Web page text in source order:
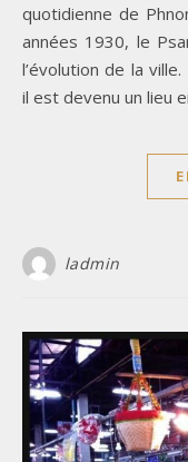
quotidienne de
années 1930, le
l’évolution de la
il est devenu un lieu
ladmin